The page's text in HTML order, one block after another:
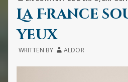
sons
La France
yeux
WRITTEN BY ALDOR